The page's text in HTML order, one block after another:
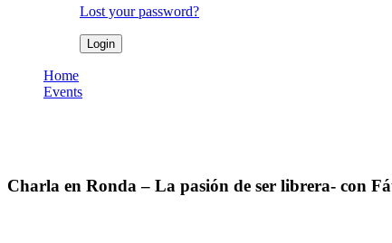
Lost your password?
Home
Events
Charla en Ronda – La pasión de ser librera- con